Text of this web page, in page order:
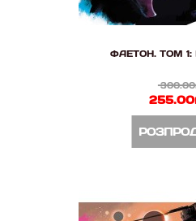
ФАЕТОН. ТОМ